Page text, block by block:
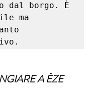
dal borgo. È
ma
A ÈZE